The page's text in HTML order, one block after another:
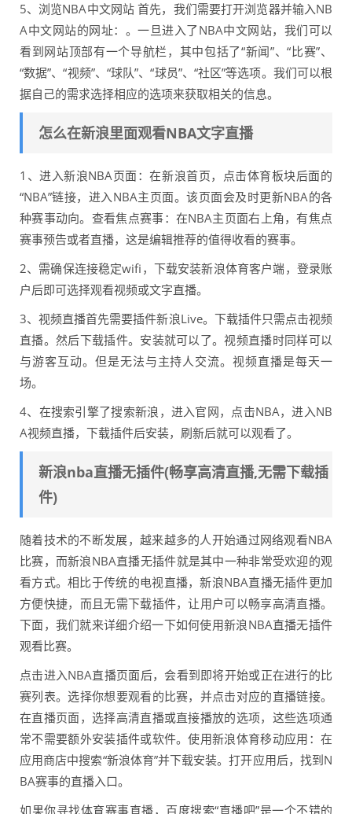
5、浏览NBA中文网站 首先，我们需要打开浏览器并输入NB
A中文网站的网址：。一旦进入了NBA中文网站，我们可以
看到网站顶部有一个导航栏，其中包括了“新闻”、“比赛”、
“数据”、“视频”、“球队”、“球员”、“社区”等选项。我们可以根
据自己的需求选择相应的选项来获取相关的信息。
怎么在新浪里面观看NBA文字直播
1、进入新浪NBA页面：在新浪首页，点击体育板块后面的
“NBA”链接，进入NBA主页面。该页面会及时更新NBA的各
种赛事动向。查看焦点赛事：在NBA主页面右上角，有焦点
赛事预告或者直播，这是编辑推荐的值得收看的赛事。
2、需确保连接稳定wifi，下载安装新浪体育客户端，登录账
户后即可选择观看视频或文字直播。
3、视频直播首先需要插件新浪Live。下载插件只需点击视频
直播。然后下载插件。安装就可以了。视频直播时同样可以
与游客互动。但是无法与主持人交流。视频直播是每天一
场。
4、在搜索引擎了搜索新浪，进入官网，点击NBA，进入NB
A视频直播，下载插件后安装，刷新后就可以观看了。
新浪nba直播无插件(畅享高清直播,无需下载插
件)
随着技术的不断发展，越来越多的人开始通过网络观看NBA
比赛，而新浪NBA直播无插件就是其中一种非常受欢迎的观
看方式。相比于传统的电视直播，新浪NBA直播无插件更加
方便快捷，而且无需下载插件，让用户可以畅享高清直播。
下面，我们就来详细介绍一下如何使用新浪NBA直播无插件
观看比赛。
点击进入NBA直播页面后，会看到即将开始或正在进行的比
赛列表。选择你想要观看的比赛，并点击对应的直播链接。
在直播页面，选择高清直播或直接播放的选项，这些选项通
常不需要额外安装插件或软件。使用新浪体育移动应用：在
应用商店中搜索“新浪体育”并下载安装。打开应用后，找到N
BA赛事的直播入口。
如果你寻找体育赛事直播，百度搜索“直播吧”是一个不错的